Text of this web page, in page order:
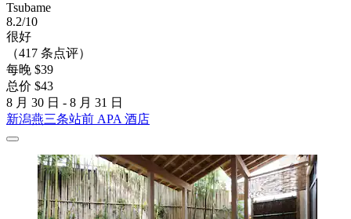
Tsubame
8.2/10
很好
（417 条点评）
每晚 $39
总价 $43
8 月 30 日 - 8 月 31 日
新潟燕三条站前 APA 酒店